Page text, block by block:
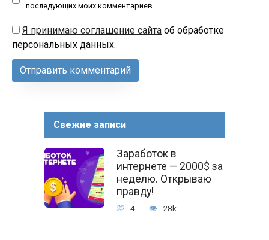
последующих моих комментариев.
Я принимаю соглашение сайта об обработке
персональных данных.
Свежие записи
Заработок в
интернете — 2000$ за
неделю. Открываю
правду!
4 28k.